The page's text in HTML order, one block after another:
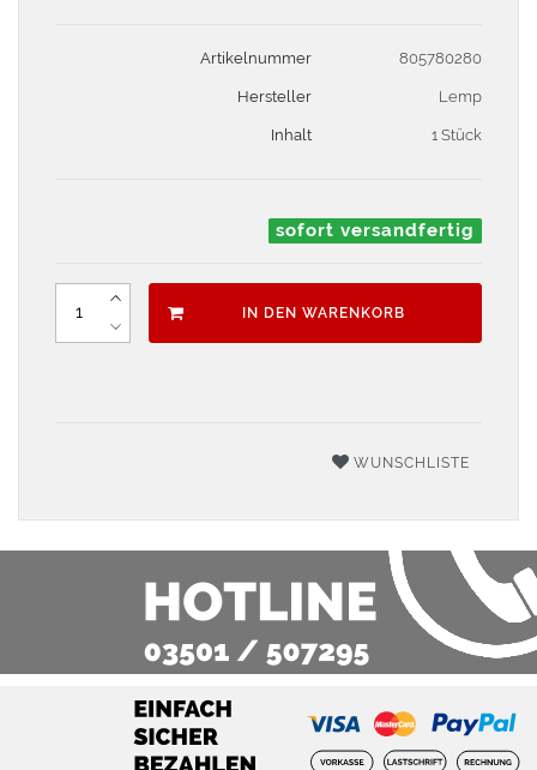
Artikelnummer 805780280
Hersteller Lemp
Inhalt 1 Stück
sofort versandfertig
IN DEN WARENKORB
WUNSCHLISTE